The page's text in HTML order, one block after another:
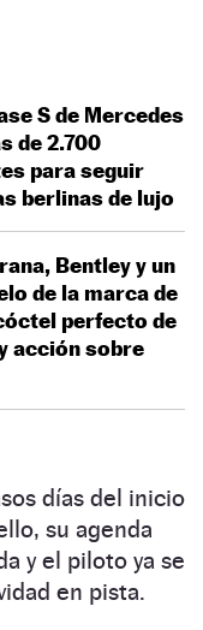
S de Mercedes
de 2.700
para seguir
berlinas de lujo
Bentley y un
de la marca de
perfecto de
acción sobre
días del inicio
su agenda
y el piloto ya se
en pista.